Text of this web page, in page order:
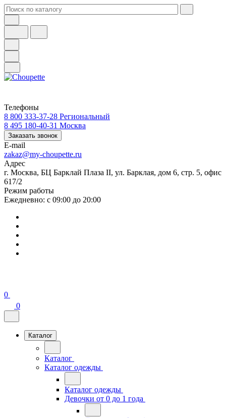
Телефоны
8 800 333-37-28 Региональный
8 495 180-40-31 Москва
Заказать звонок
E-mail
zakaz@my-choupette.ru
Адрес
г. Москва, БЦ Барклай Плаза II, ул. Барклая, дом 6, стр. 5, офис
617/2
Режим работы
Ежедневно: с 09:00 до 20:00
0
0
Каталог
Каталог
Каталог одежды
Каталог одежды
Девочки от 0 до 1 года